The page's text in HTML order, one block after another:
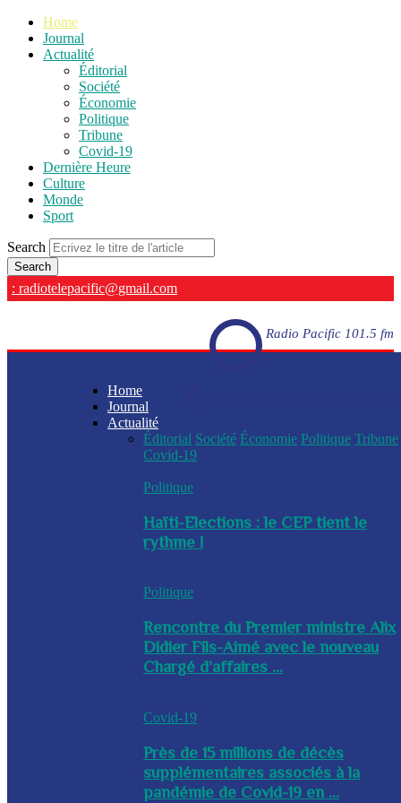
Home
Journal
Actualité
Éditorial
Société
Économie
Politique
Tribune
Covid-19
Dernière Heure
Culture
Monde
Sport
Search
: radiotelepacific@gmail.com
Radio Pacific 101.5 fm
Home
Journal
Actualité
Éditorial Société Économie Politique Tribune
Covid-19
Politique
Haïti-Elections : le CEP tient le
rythme !
Politique
Rencontre du Premier ministre Alix
Didier Fils-Aimé avec le nouveau
Chargé d’affaires ...
Covid-19
Près de 15 millions de décès
supplémentaires associés à la
pandémie de Covid-19 en ...